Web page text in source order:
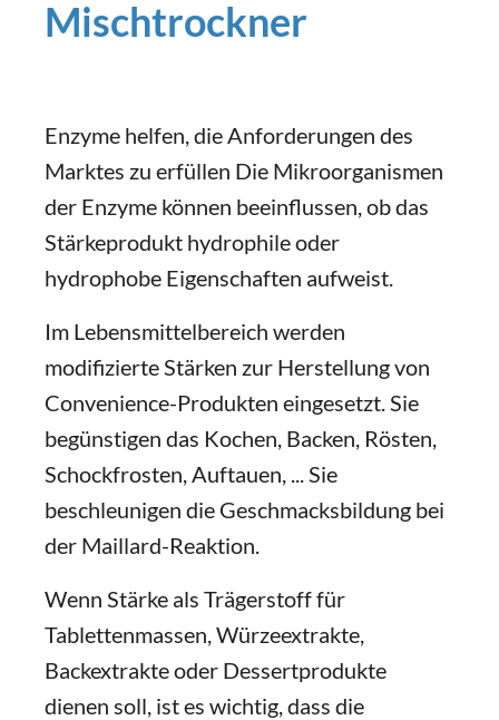
Mischtrockner
Enzyme helfen, die Anforderungen des
Marktes zu erfüllen Die Mikroorganismen
der Enzyme können beeinflussen, ob das
Stärkeprodukt hydrophile oder
hydrophobe Eigenschaften aufweist.
Im Lebensmittelbereich werden
modifizierte Stärken zur Herstellung von
Convenience-Produkten eingesetzt. Sie
begünstigen das Kochen, Backen, Rösten,
Schockfrosten, Auftauen, ... Sie
beschleunigen die Geschmacksbildung bei
der Maillard-Reaktion.
Wenn Stärke als Trägerstoff für
Tablettenmassen, Würzeextrakte,
Backextrakte oder Dessertprodukte
dienen soll, ist es wichtig, dass die